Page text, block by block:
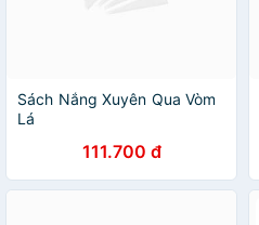
Sách Nắng Xuyên Qua Vòm
Lá
111.700 đ